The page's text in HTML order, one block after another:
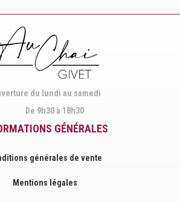
FacebookInstagram
du lundi au samedi
De 9h30 à 18h30
GÉNÉRALES
générales de vente
Mentions légales